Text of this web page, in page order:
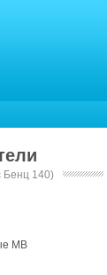
Бенц 140)
MB